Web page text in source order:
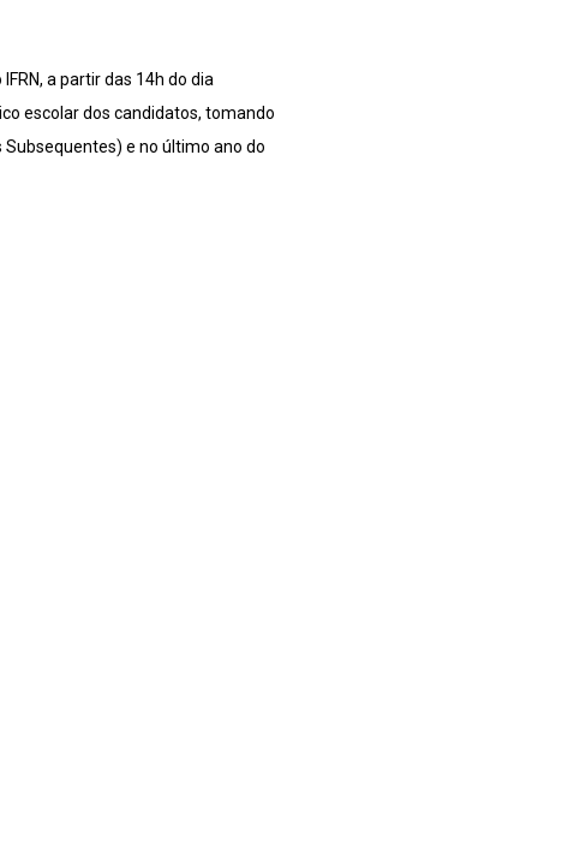
a partir das 14h do dia
escolar dos candidatos, tomando
e no último ano do